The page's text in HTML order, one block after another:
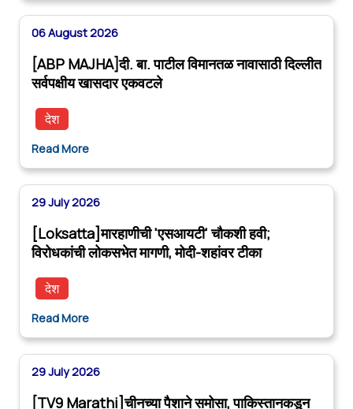
06 August 2026
[ABP MAJHA]दी. बा. पाटील विमानतळ नावासाठी दिल्लीत
सर्वपक्षीय खासदार एकवटले
देश
Read More
29 July 2026
[Loksatta]मारहाणीची 'एसआयटी' चौकशी हवी;
विरोधकांची लोकसभेत मागणी, मोदी-शहांवर टीका
देश
Read More
29 July 2026
[TV9 Marathi]चीनच्या पैशाने समोसा, पाकिस्तानकडून